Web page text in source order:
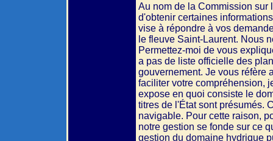
Au nom de la Commission sur
d'obtenir certaines
vise à répondre à vos
le fleuve Saint-Laurent. Nous
Permettez-moi de vous
a pas de liste officielle des
gouvernement. Je vous réfère
faciliter votre compréhension,
expose en quoi consiste le
titres de l'État sont présumés.
navigable. Pour cette raison,
notre gestion se fonde sur ce
gestion du domaine hydrique